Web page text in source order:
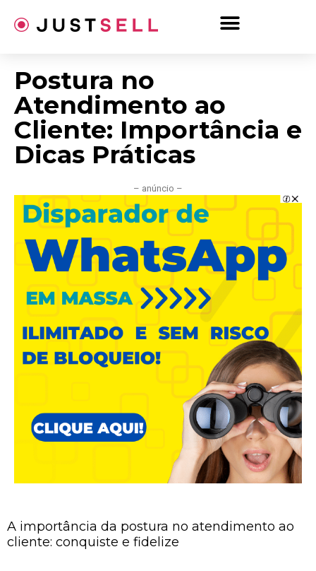
para
Postura no
Atendimento ao
Cliente: Importância e
Dicas Práticas
– anúncio –
A importância da postura no atendimento ao
cliente: conquiste e fidelize